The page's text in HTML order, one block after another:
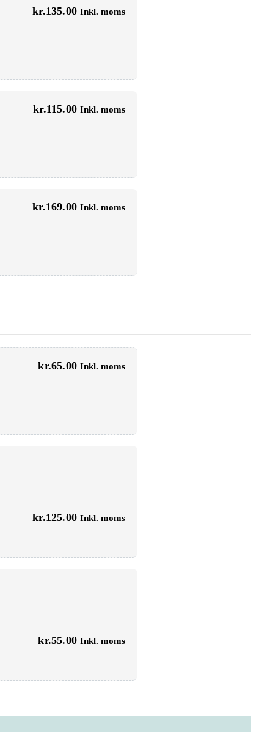
kr.135.00 Inkl. moms
kr.115.00 Inkl. moms
kr.169.00 Inkl. moms
kr.65.00 Inkl. moms
kr.125.00 Inkl. moms
kr.55.00 Inkl. moms